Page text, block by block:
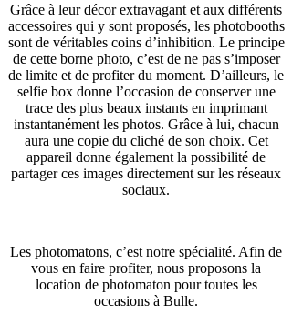
Grâce à leur décor extravagant et aux différents
accessoires qui y sont proposés, les photobooths
sont de véritables coins d’inhibition. Le principe
de cette borne photo, c’est de ne pas s’imposer
de limite et de profiter du moment. D’ailleurs, le
selfie box donne l’occasion de conserver une
trace des plus beaux instants en imprimant
instantanément les photos. Grâce à lui, chacun
aura une copie du cliché de son choix. Cet
appareil donne également la possibilité de
partager ces images directement sur les réseaux
sociaux.
Les photomatons, c’est notre spécialité. Afin de
vous en faire profiter, nous proposons la
location de photomaton pour toutes les
occasions à Bulle.